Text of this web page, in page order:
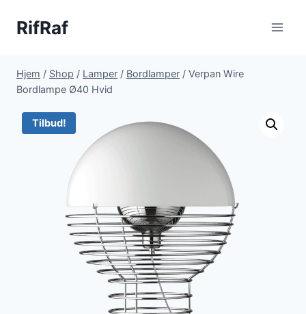
RifRaf
Hjem / Shop / Lamper / Bordlamper / Verpan Wire
Bordlampe Ø40 Hvid
Tilbud!